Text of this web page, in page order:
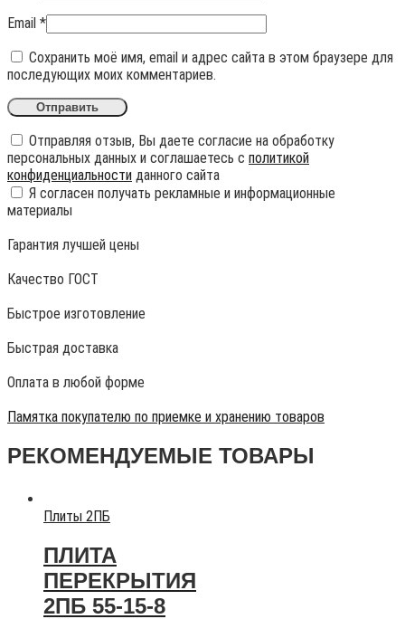
Email *
Сохранить моё имя, email и адрес сайта в этом браузере для
последующих моих комментариев.
Отправляя отзыв, Вы даете согласие на обработку
персональных данных и соглашаетесь с политикой
конфиденциальности данного сайта
Я согласен получать рекламные и информационные
материалы
Гарантия лучшей цены
Качество ГОСТ
Быстрое изготовление
Быстрая доставка
Оплата в любой форме
Памятка покупателю по приемке и хранению товаров
РЕКОМЕНДУЕМЫЕ ТОВАРЫ
Плиты 2ПБ
ПЛИТА
ПЕРЕКРЫТИЯ
2ПБ 55-15-8